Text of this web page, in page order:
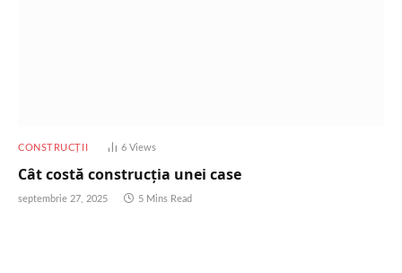
CONSTRUCȚII 6Views
Cât costă construcția unei case
septembrie 27, 2025 5 Mins Read